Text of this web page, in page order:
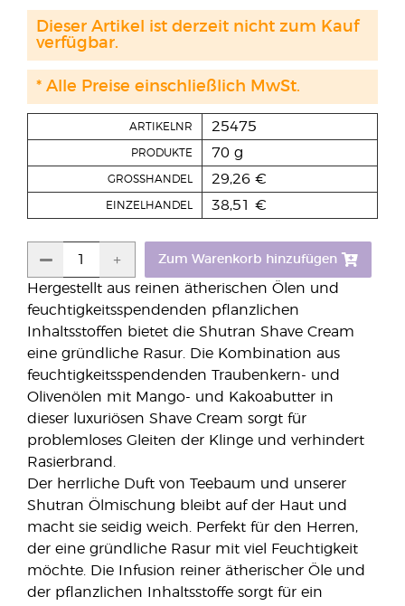
Hergestellt aus reinen ätherischen Ölen und
feuchtigkeitsspendenden pflanzlichen
Inhaltsstoffen bietet die Shutran Shave Cream
eine gründliche Rasur. Die Kombination aus
feuchtigkeitsspendenden Traubenkern- und
Olivenölen mit Mango- und Kakoabutter in
dieser luxuriösen Shave Cream sorgt für
problemloses Gleiten der Klinge und verhindert
Rasierbrand.
Der herrliche Duft von Teebaum und unserer
Shutran Ölmischung bleibt auf der Haut und
macht sie seidig weich. Perfekt für den Herren,
der eine gründliche Rasur mit viel Feuchtigkeit
möchte. Die Infusion reiner ätherischer Öle und
der pflanzlichen Inhaltsstoffe sorgt für ein
ARTIKELNR 25475
PRODUKTE 70 g
GROSSHANDEL 29,26 €
EINZELHANDEL 38,51 €
Zum Warenkorb hinzufügen
Dieser Artikel ist derzeit nicht zum Kauf
verfügbar.
* Alle Preise einschließlich MwSt.